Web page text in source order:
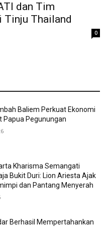
dan Tim
Tinju Thailand
0
Baliem Perkuat Ekonomi
Papua Pegunungan
Kharisma Semangati
Bukit Duri: Lion Ariesta Ajak
dan Pantang Menyerah
Berhasil Mempertahankan